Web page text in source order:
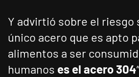
Y advirtió sobre el riesgo
único acero que es apto
alimentos a ser
humanos es el acero 304